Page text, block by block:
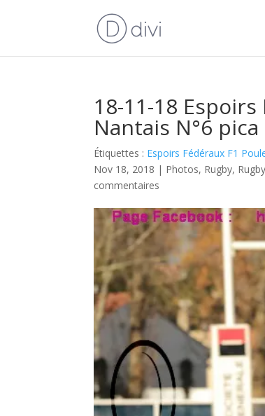
18-11-18
Nantais N°6 pica
Étiquettes : Espoirs Fédéraux F1
Nov 18, 2018 | Photos, Rugby,
commentaires